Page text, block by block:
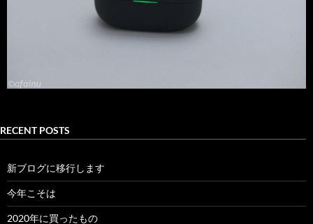
RECENT POSTS
新ブログに移行します
今年こそは
2020年に買ったもの